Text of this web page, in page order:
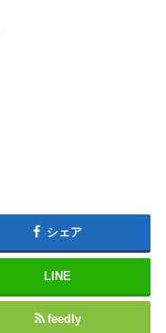
シェア
LINE
feedly